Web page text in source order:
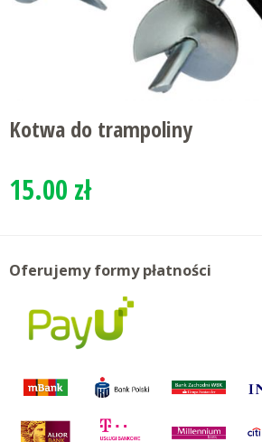
Kotwa do trampoliny
15.00 zł
Oferujemy formy płatności